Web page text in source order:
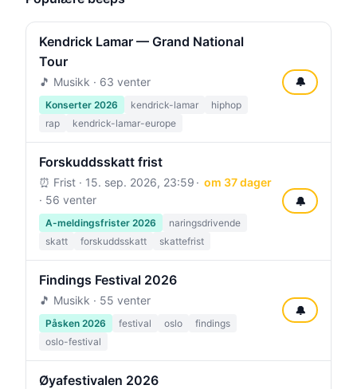
Kendrick Lamar — Grand National
Tour
🎵 Musikk · 63 venter
Konserter 2026 kendrick-lamar
hiphop
rap
kendrick-lamar-europe
🔔
Forskuddsskatt frist
⏰ Frist · 15. sep. 2026, 23:59
om 37 dager
· 56 venter
A-meldingsfrister 2026
naringsdrivende
skatt
forskuddsskatt skattefrist
🔔
Findings Festival 2026
🎵 Musikk · 55 venter
Påsken 2026 festival oslo
findings
oslo-festival
🔔
Øyafestivalen 2026